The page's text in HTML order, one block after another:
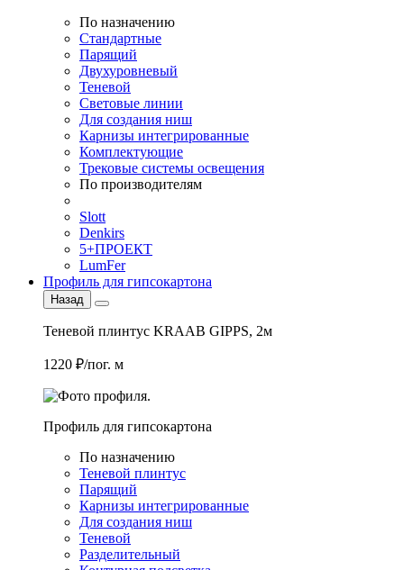
По назначению
Стандартные
Парящий
Двухуровневый
Теневой
Световые линии
Для создания ниш
Карнизы интегрированные
Комплектующие
Трековые системы освещения
По производителям
Slott
Denkirs
5+ПРОЕКТ
LumFer
Профиль для гипсокартона
Назад
Теневой плинтус KRAAB GIPPS, 2м
1220 ₽/пог. м
Профиль для гипсокартона
По назначению
Теневой плинтус
Парящий
Карнизы интегрированные
Для создания ниш
Теневой
Разделительный